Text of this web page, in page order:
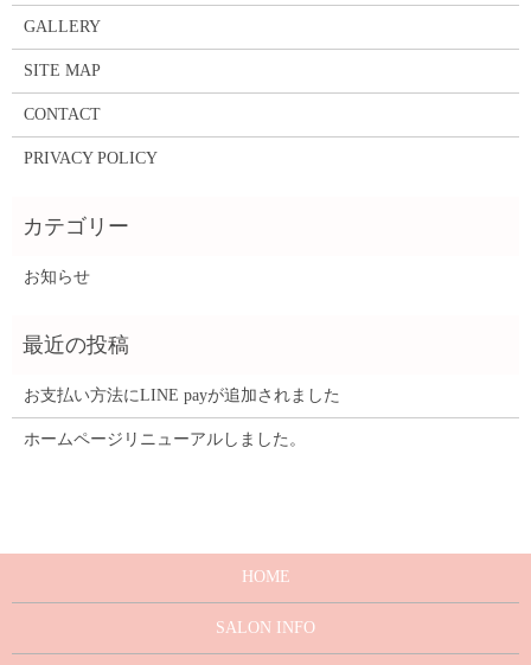
GALLERY
SITE MAP
CONTACT
PRIVACY POLICY
お知らせ
お支払い方法にLINE payが追加されました
ホームページリニューアルしました。
HOME
SALON INFO